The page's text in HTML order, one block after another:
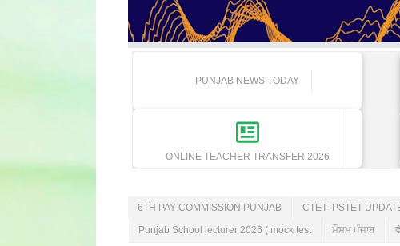
PUNJAB NEWS TODAY
ONLINE TEACHER TRANSFER 2026
6TH PAY COMMISSION PUNJAB CTET- PSTET
Punjab School lecturer 2026 ( mock test ਮੌਸਮ ਪੰਜਾਬ